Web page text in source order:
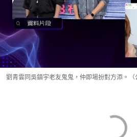
劉青雲同吳鎮宇老友鬼鬼，仲即場扮對方添。（